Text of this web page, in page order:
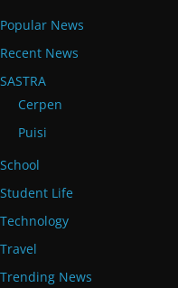
Popular News
Recent News
SASTRA
Cerpen
Puisi
School
Student Life
Technology
Travel
Trending News